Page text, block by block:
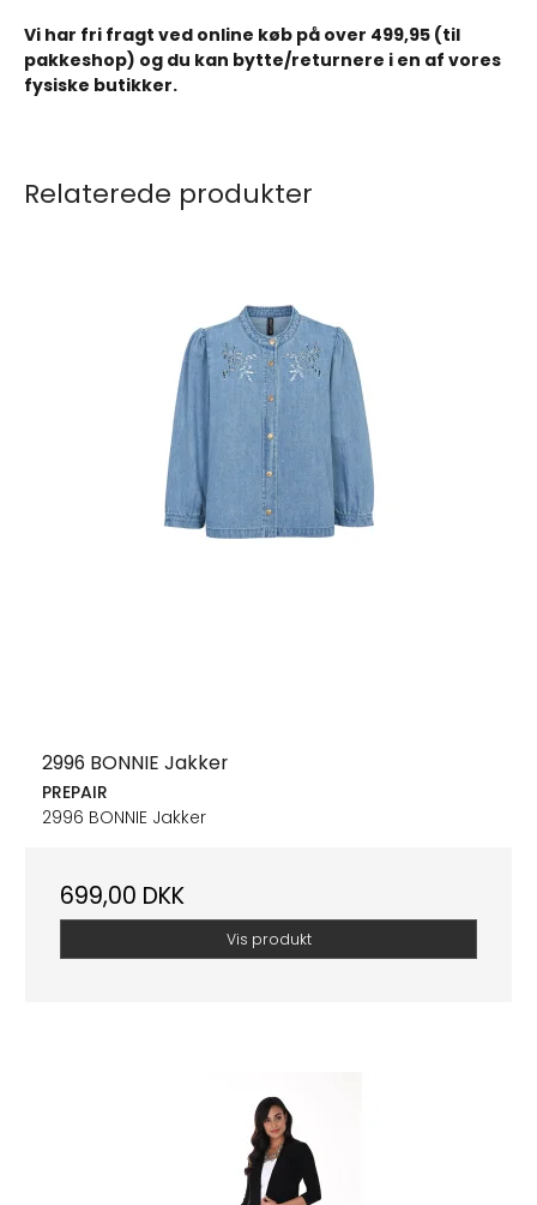
Vi har fri fragt ved online køb på over 499,95 (til
pakkeshop) og du kan bytte/returnere i en af vores
fysiske butikker.
Relaterede produkter
2996 BONNIE Jakker
PREPAIR
2996 BONNIE Jakker
699,00 DKK
Vis produkt